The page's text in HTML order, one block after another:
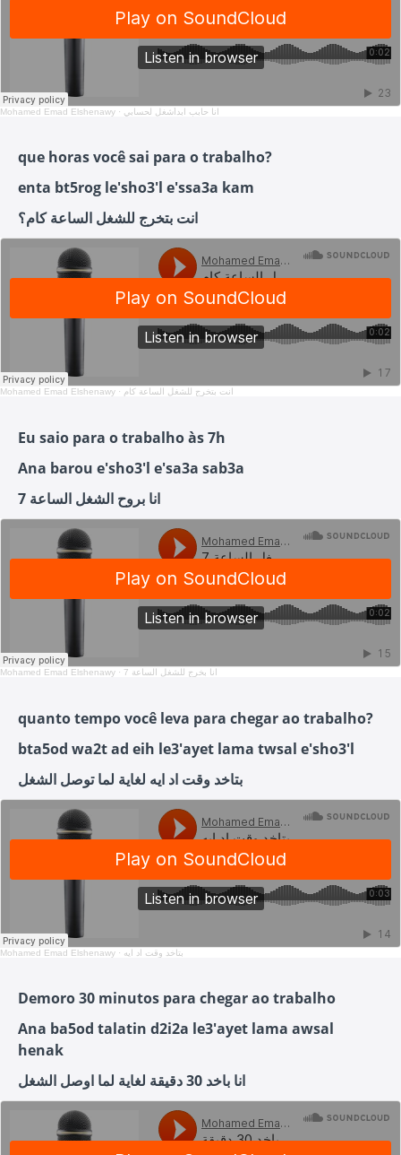
Mohamed Emad Elshenawy · انا حابب ابدأشغل لحسابي
que horas você sai para o trabalho?
enta bt5rog le'sho3'l e'ssa3a kam
انت بتخرج للشغل الساعة كام؟
Mohamed Emad Elshenawy · انت بتخرج للشغل الساعة كام
Eu saio para o trabalho às 7h
Ana barou e'sho3'l e'sa3a sab3a
انا بروح الشغل الساعة 7
Mohamed Emad Elshenawy · انا بخرج للشغل الساعة 7
quanto tempo você leva para chegar ao trabalho?
bta5od wa2t ad eih le3'ayet lama twsal e'sho3'l
بتاخد وقت اد ايه لغاية لما توصل الشغل
Mohamed Emad Elshenawy · بتاخد وقت اد ايه
Demoro 30 minutos para chegar ao trabalho
Ana ba5od talatin d2i2a le3'ayet lama awsal
henak
انا باخد 30 دقيقة لغاية لما اوصل الشغل